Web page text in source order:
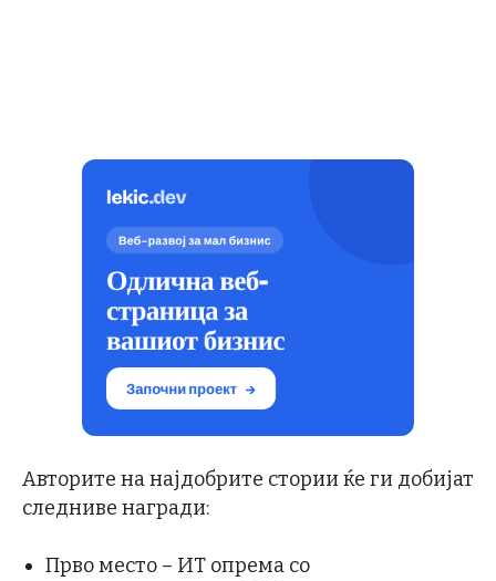
Авторите на најдобрите стории ќе ги добијат
следниве награди:
Прво место – ИТ опрема со